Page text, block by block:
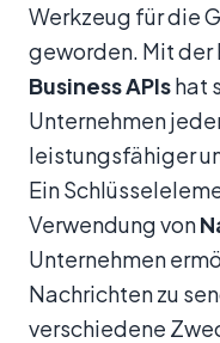
Werkzeug für die
geworden. Mit der
Business APIshat
Unternehmen
leistungsfähiger
Ein
Verwendung von
Unternehmen
Nachrichten zu
verschiedene